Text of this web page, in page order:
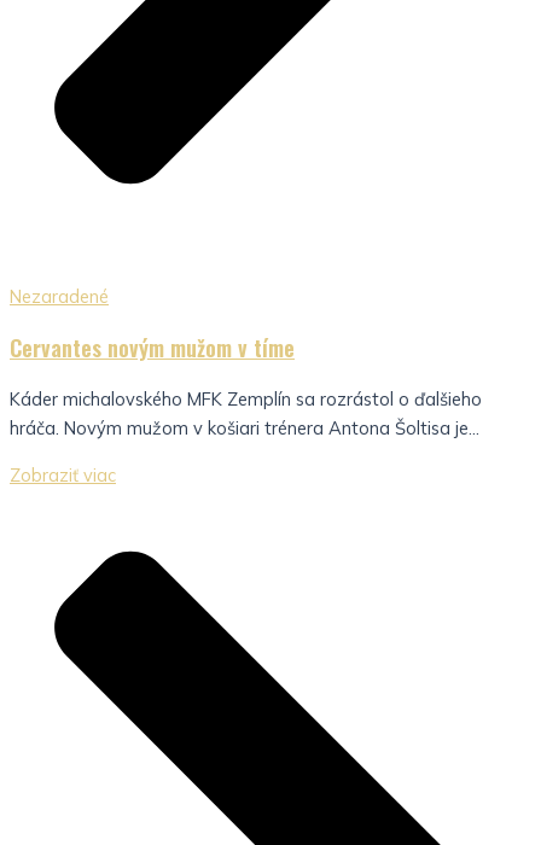
Nezaradené
Cervantes novým mužom v tíme
Káder michalovského MFK Zemplín sa rozrástol o ďalšieho
hráča. Novým mužom v košiari trénera Antona Šoltisa je...
Zobraziť viac